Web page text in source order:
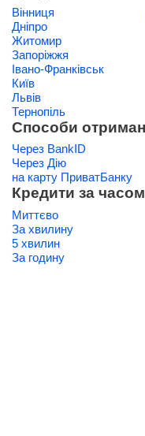
Вінниця
Дніпро
Житомир
Запоріжжя
Івано-Франківськ
Київ
Львів
Тернопіль
Способи
Через BankID
Через Дію
на карту ПриватБанку
Кредити за
Миттєво
За хвилину
5 хвилин
За годину